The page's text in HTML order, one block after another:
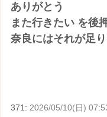
ありがとう
また行きたい を後
奈良にはそれが足
371:2026/05/10(日)